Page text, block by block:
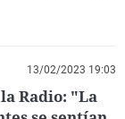
13/02/2023 19:03
Radio: "La